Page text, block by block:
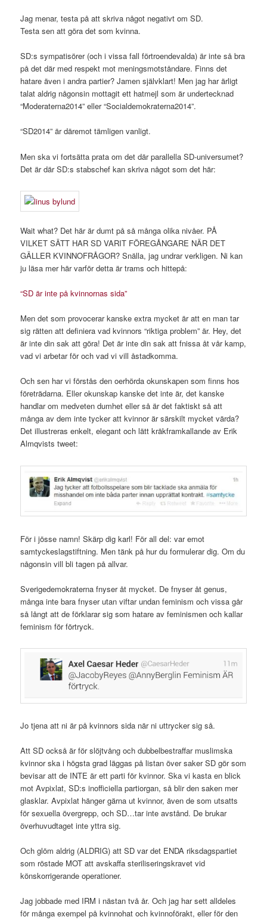
Jag menar, testa på att skriva något negativt om SD.
Testa sen att göra det som kvinna.
SD:s sympatisörer (och i vissa fall förtroendevalda) är inte så bra
på det där med respekt mot meningsmotståndare. Finns det
hatare även i andra partier? Jamen självklart! Men jag har ärligt
talat aldrig någonsin mottagit ett hatmejl som är undertecknad
“Moderaterna2014” eller “Socialdemokraterna2014”.
“SD2014” är däremot tämligen vanligt.
Men ska vi fortsätta prata om det där parallella SD-universumet?
Det är där SD:s stabschef kan skriva något som det här:
Wait what? Det här är dumt på så många olika nivåer. PÅ
VILKET SÄTT HAR SD VARIT FÖREGÅNGARE NÄR DET
GÄLLER KVINNOFRÅGOR? Snälla, jag undrar verkligen. Ni kan
ju läsa mer här varför detta är trams och hittepå:
“SD är inte på kvinnornas sida”
Men det som provocerar kanske extra mycket är att en man tar
sig rätten att definiera vad kvinnors “riktiga problem” är. Hey, det
är inte din sak att göra! Det är inte din sak att fnissa åt vår kamp,
vad vi arbetar för och vad vi vill åstadkomma.
Och sen har vi förstås den oerhörda okunskapen som finns hos
företrädarna. Eller okunskap kanske det inte är, det kanske
handlar om medveten dumhet eller så är det faktiskt så att
många av dem inte tycker att kvinnor är särskilt mycket värda?
Det illustreras enkelt, elegant och lätt kräkframkallande av Erik
Almqvists tweet:
För i jösse namn! Skärp dig karl! För all del: var emot
samtyckeslagstiftning. Men tänk på hur du formulerar dig. Om du
någonsin vill bli tagen på allvar.
Sverigedemokraterna fnyser åt mycket. De fnyser åt genus,
många inte bara fnyser utan viftar undan feminism och vissa går
så långt att de förklarar sig som hatare av feminismen och kallar
feminism för förtryck.
Jo tjena att ni är på kvinnors sida när ni uttrycker sig så.
Att SD också är för slöjtvång och dubbelbestraffar muslimska
kvinnor ska i högsta grad läggas på listan över saker SD gör som
bevisar att de INTE är ett parti för kvinnor. Ska vi kasta en blick
mot Avpixlat, SD:s inofficiella partiorgan, så blir den saken mer
glasklar. Avpixlat hänger gärna ut kvinnor, även de som utsatts
för sexuella övergrepp, och SD…tar inte avstånd. De brukar
överhuvudtaget inte yttra sig.
Och glöm aldrig (ALDRIG) att SD var det ENDA riksdagspartiet
som röstade MOT att avskaffa steriliseringskravet vid
könskorrigerande operationer.
Jag jobbade med IRM i nästan två år. Och jag har sett alldeles
för många exempel på kvinnohat och kvinnoförakt, eller för den